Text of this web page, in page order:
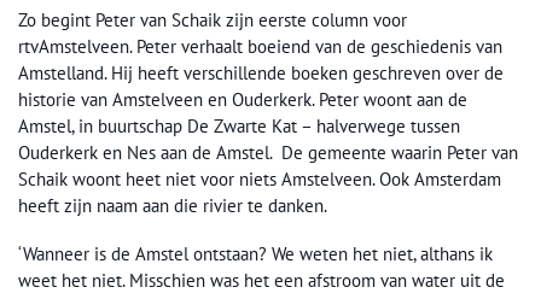
Zo begint Peter van Schaik zijn eerste column voor
rtvAmstelveen. Peter verhaalt boeiend van de geschiedenis van
Amstelland. Hij heeft verschillende boeken geschreven over de
historie van Amstelveen en Ouderkerk. Peter woont aan de
Amstel, in buurtschap De Zwarte Kat – halverwege tussen
Ouderkerk en Nes aan de Amstel. De gemeente waarin Peter van
Schaik woont heet niet voor niets Amstelveen. Ook Amsterdam
heeft zijn naam aan die rivier te danken.
‘Wanneer is de Amstel ontstaan? We weten het niet, althans ik
weet het niet. Misschien was het een afstroom van water uit de